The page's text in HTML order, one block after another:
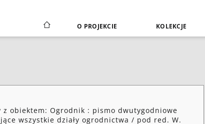
O PROJEKCIE KOLEKCJE
z obiektem: Ogrodnik : pismo dwutygodniowe
wszystkie działy ogrodnictwa / pod red. W.